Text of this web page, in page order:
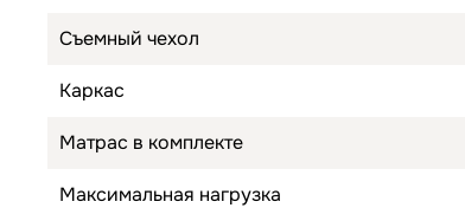
Съемный чехол
Каркас
Матрас в комплекте
Максимальная нагрузка